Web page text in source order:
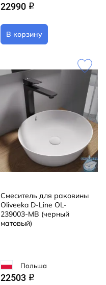
22990 q
В корзину
Смеситель для раковины
Oliveeka D-Line OL-
239003-MB (черный
матовый)
Польша
22503 q